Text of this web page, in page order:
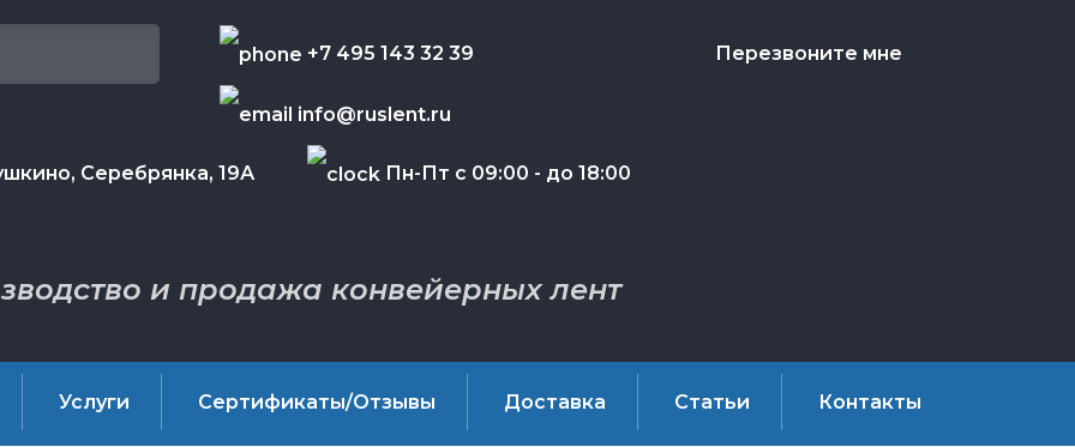
Серебрянка, 19А Пн-Пт с 09:00 - до 18:00
+7 495 143 32 39
info@ruslent.ru
Перезвоните мне
и продажа конвейерных лент
Услуги Сертификаты/Отзывы Доставка Статьи Контакты